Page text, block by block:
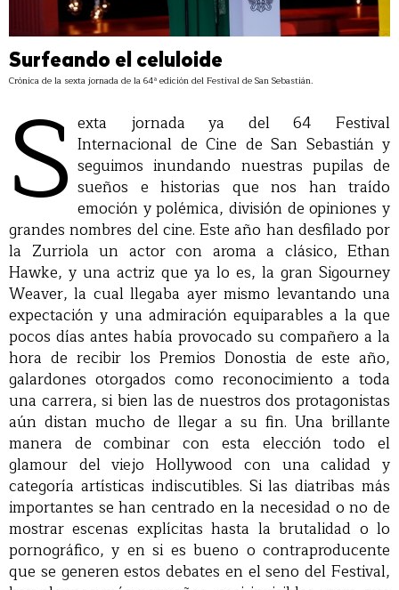
Surfeando el celuloide
Crónica de la sexta jornada de la 64ª edición del Festival de San Sebastián.
S exta jornada ya del 64 Festival
Internacional de Cine de San Sebastián y
seguimos inundando nuestras pupilas de
sueños e historias que nos han traído
emoción y polémica, división de opiniones y
grandes nombres del cine. Este año han desfilado por
la Zurriola un actor con aroma a clásico, Ethan
Hawke, y una actriz que ya lo es, la gran Sigourney
Weaver, la cual llegaba ayer mismo levantando una
expectación y una admiración equiparables a la que
pocos días antes había provocado su compañero a la
hora de recibir los Premios Donostia de este año,
galardones otorgados como reconocimiento a toda
una carrera, si bien las de nuestros dos protagonistas
aún distan mucho de llegar a su fin. Una brillante
manera de combinar con esta elección todo el
glamour del viejo Hollywood con una calidad y
categoría artísticas indiscutibles. Si las diatribas más
importantes se han centrado en la necesidad o no de
mostrar escenas explícitas hasta la brutalidad o lo
pornográfico, y en si es bueno o contraproducente
que se generen estos debates en el seno del Festival,